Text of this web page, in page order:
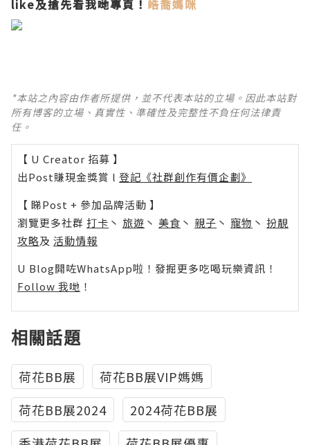
like及搶先看我哋專頁！ 皓喬媽咪
*本站之內容由作者所提供，並不代表本站的立場。因此本站對
所有博客的立場、真實性、準確性及完整性不負任何法律責
任。
【 U Creator 招募 】
出Post賺現金獎賞 l 登記《社群創作有價企劃》
【 睇Post + 參加品牌活動 】
瀏覽更多社群 打卡 丶 旅遊 丶 美食 丶 親子 丶 寵物 丶 扮靚
攻略及 活動情報
U Blog開咗WhatsApp啦！發掘更多吃喝玩樂資訊！
Follow 我哋 ！
相關話題
荷花BB展
荷花BB展VIP媽媽
荷花BB展2024
2024荷花BB展